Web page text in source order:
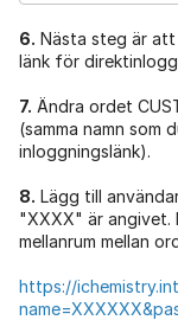
6. Nästa steg är
länk för
7. Ändra ordet
(samma namn som
inloggningslänk).
8. Lägg till
"XXXX" är
mellanrum mellan
https://